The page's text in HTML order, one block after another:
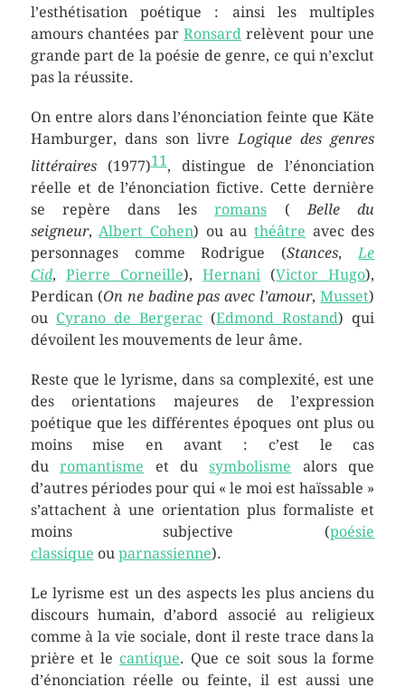
l’esthétisation poétique : ainsi les multiples
amours chantées par Ronsard relèvent pour une
grande part de la poésie de genre, ce qui n’exclut
pas la réussite.
On entre alors dans l’énonciation feinte que Käte
Hamburger, dans son livre Logique des genres
littéraires(1977)11, distingue de l’énonciation
réelle et de l’énonciation fictive. Cette dernière
se repère dans lesromans ( Belle du
seigneur,Albert Cohen) ou authéâtre avec des
personnages comme Rodrigue (Stances,Le
Cid, Pierre Corneille),Hernani (Victor Hugo),
Perdican (On ne badine pas avec l’amour,Musset)
ou Cyrano de Bergerac (Edmond Rostand) qui
dévoilent les mouvements de leur âme.
Reste que le lyrisme, dans sa complexité, est une
des orientations majeures de l’expression
poétique que les différentes époques ont plus ou
moins mise en avant : c’est le cas
duromantisme et dusymbolisme alors que
d’autres périodes pour qui « le moi est haïssable »
s’attachent à une orientation plus formaliste et
moins subjective (poésie
classique ou parnassienne).
Le lyrisme est un des aspects les plus anciens du
discours humain, d’abord associé au religieux
comme à la vie sociale, dont il reste trace dans la
prière et le cantique. Que ce soit sous la forme
d’énonciation réelle ou feinte, il est aussi une